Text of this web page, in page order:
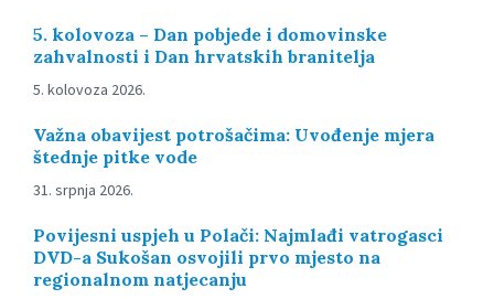
5. kolovoza – Dan pobjede i domovinske
zahvalnosti i Dan hrvatskih branitelja
5. kolovoza 2026.
Važna obavijest potrošačima: Uvođenje mjera
štednje pitke vode
31. srpnja 2026.
Povijesni uspjeh u Polači: Najmlađi vatrogasci
DVD-a Sukošan osvojili prvo mjesto na
regionalnom natjecanju